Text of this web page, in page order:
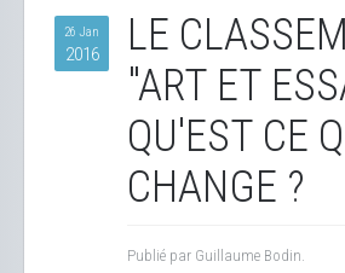
26 Jan
2016
LE
"ART ET
QU'EST CE
CHANGE ?
Publié par Guillaume Bodin.